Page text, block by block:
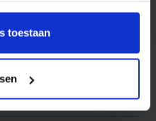
toestaan